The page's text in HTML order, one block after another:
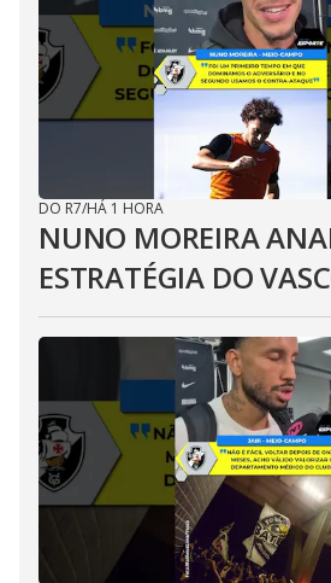
DO R7/HÁ 1 HORA
NUNO MOREIRA
ESTRATÉGIA DO